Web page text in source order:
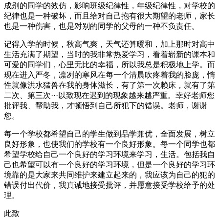
成别的同学的效仿，影响班级纪律性，年级纪律性，对学校的
纪律也是一种破坏，而且给对自己抱有很大期望的老师，家长
也是一种伤害，也是对别的同学的父母的一种不负责任。
记得入学的时候，秋高气爽，天气还算暖和，加上那时对高中
生活充满了期望，当时的我非常热爱学习，看着崭新的课本和
可爱的同学们，心里无比的幸福，所以我总是积极地上学。而
现在进入严冬，凛冽的寒风在每一个清晨吹疼着我的脸庞，惰
性就像洪水猛兽在我的身体滋长，有了第一次赖床，就有了第
二次、第三次···以致现在迟到的现象越来越严重。幸好老师您
批评我、帮助我，才顿悟到自己所犯下的错误。老师，谢谢
您。
每一个学校都希望自己的学生做到品学兼优，全面发展，树立
良好形象，也使我们的学校有一个良好形象。每一个同学也都
希望学校给自己一个良好的学习环境来学习，生活。包括我自
己也希望可以有一个良好的学习环境，但是一个良好的学习环
境靠的是大家来共同维护来建立起来的，我应该为自己的犯的
错误付出代价，我真诚地接受批评，并愿意接受学校给予的处
理。
此致